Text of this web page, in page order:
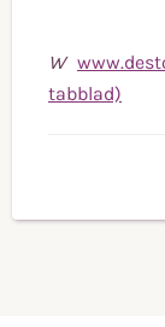
W
tabblad)